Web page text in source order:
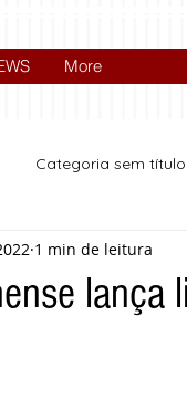
More
Categoria sem título
Política
lança
1 min de leitura